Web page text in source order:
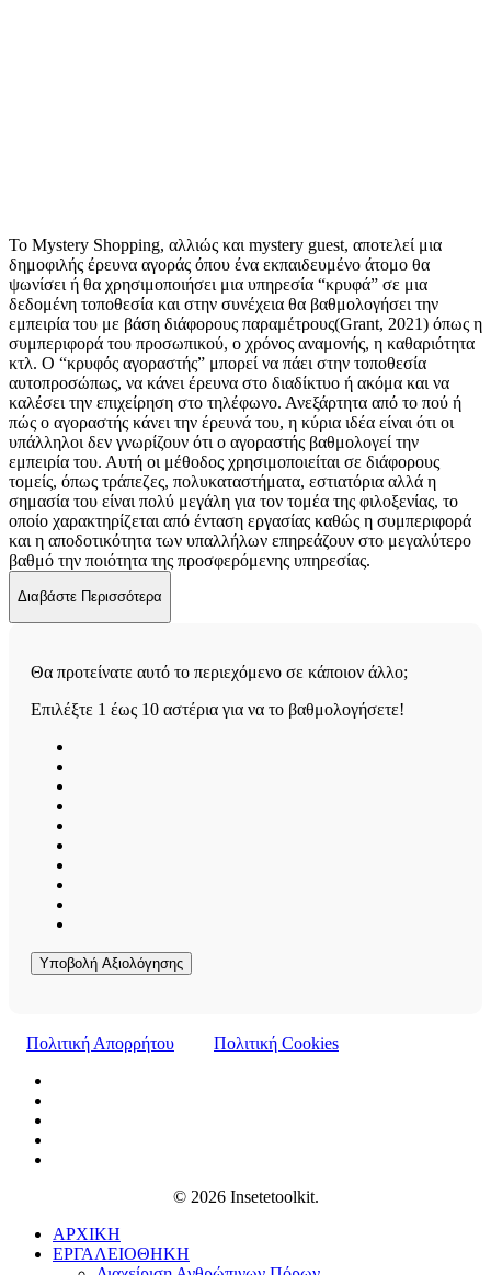
Το Mystery Shopping, αλλιώς και mystery guest, αποτελεί μια
δημοφιλής έρευνα αγοράς όπου ένα εκπαιδευμένο άτομο θα
ψωνίσει ή θα χρησιμοποιήσει μια υπηρεσία “κρυφά” σε μια
δεδομένη τοποθεσία και στην συνέχεια θα βαθμολογήσει την
εμπειρία του με βάση διάφορους παραμέτρους(Grant, 2021) όπως η
συμπεριφορά του προσωπικού, ο χρόνος αναμονής, η καθαριότητα
κτλ. Ο “κρυφός αγοραστής” μπορεί να πάει στην τοποθεσία
αυτοπροσώπως, να κάνει έρευνα στο διαδίκτυο ή ακόμα και να
καλέσει την επιχείρηση στο τηλέφωνο. Ανεξάρτητα από το πού ή
πώς ο αγοραστής κάνει την έρευνά του, η κύρια ιδέα είναι ότι οι
υπάλληλοι δεν γνωρίζουν ότι ο αγοραστής βαθμολογεί την
εμπειρία του. Αυτή οι μέθοδος χρησιμοποιείται σε διάφορους
τομείς, όπως τράπεζες, πολυκαταστήματα, εστιατόρια αλλά η
σημασία του είναι πολύ μεγάλη για τον τομέα της φιλοξενίας, το
οποίο χαρακτηρίζεται από ένταση εργασίας καθώς η συμπεριφορά
και η αποδοτικότητα των υπαλλήλων επηρεάζουν στο μεγαλύτερο
βαθμό την ποιότητα της προσφερόμενης υπηρεσίας.
Διαβάστε Περισσότερα
Θα προτείνατε αυτό το περιεχόμενο σε κάποιον άλλο;
Επιλέξτε 1 έως 10 αστέρια για να το βαθμολογήσετε!
Υποβολή Αξιολόγησης
Πολιτική Απορρήτου Πολιτική Cookies
© 2026 Insetetoolkit.
ΑΡΧΙΚΗ
ΕΡΓΑΛΕΙΟΘΗΚΗ